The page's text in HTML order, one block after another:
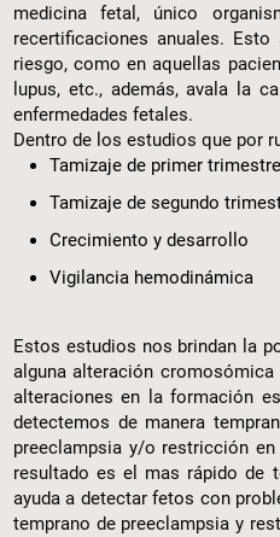
medicina fetal, único
recertificaciones anuales.
riesgo, como en aquellas
lupus, etc., además, avala la
enfermedades fetales.
Dentro de los estudios que por
Tamizaje de primer trimestre
Tamizaje de segundo
Crecimiento y desarrollo
Vigilancia hemodinámica
Estos estudios nos brindan la
alguna alteración
alteraciones en la formación
detectemos de manera
preeclampsia y/o restricción
resultado es el mas rápido de
ayuda a detectar fetos con
temprano de preeclampsia y